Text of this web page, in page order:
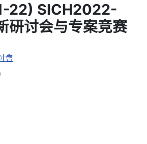
22) SICH2022-
研讨会与专案竞赛
會